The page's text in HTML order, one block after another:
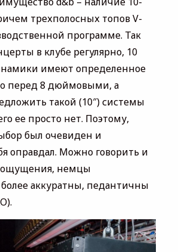
трехполосных топов V-
программе. Так
в клубе регулярно, 10
имеют определенное
перед 8 дюймовыми, а
такой (10″) системы
ее просто нет. Поэтому,
был очевиден и
оправдал. Можно говорить и
ощущения, немцы
аккуратны, педантичны